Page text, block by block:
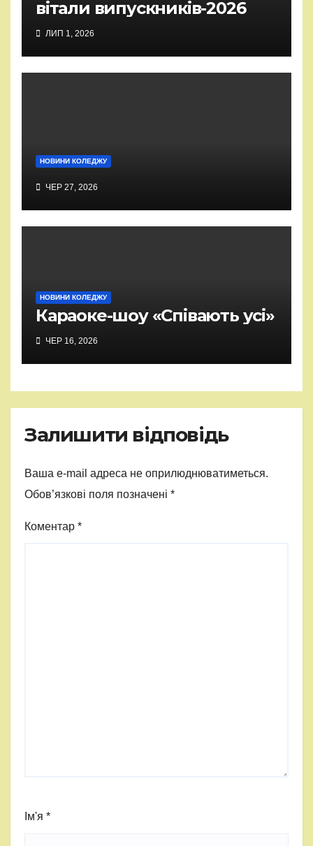
вітали випускників-2026
ЛИП 1, 2026
НОВИНИ КОЛЕДЖУ
ЧЕР 27, 2026
НОВИНИ КОЛЕДЖУ
Караоке-шоу «Співають усі»
ЧЕР 16, 2026
Залишити відповідь
Ваша e-mail адреса не оприлюднюватиметься.
Обов’язкові поля позначені *
Коментар *
Ім'я *